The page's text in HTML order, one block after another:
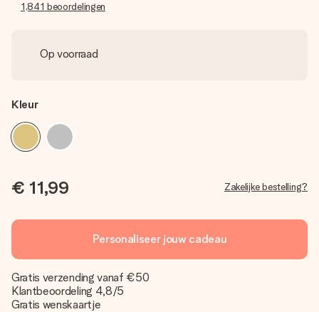
1,841 beoordelingen
Op voorraad
Kleur
€ 11,99 Zakelijke bestelling?
Personaliseer jouw cadeau
Gratis verzending vanaf €50
Klantbeoordeling 4,8/5
Gratis wenskaartje